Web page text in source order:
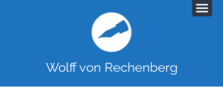
Wolff von Rechenberg